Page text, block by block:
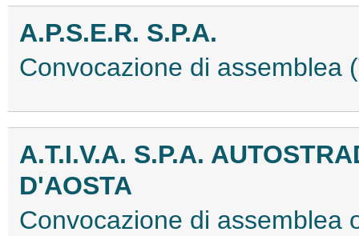
A.P.S.E.R. S.P.A.
Convocazione di assemblea
A.T.I.V.A. S.P.A.
D'AOSTA
Convocazione di assemblea